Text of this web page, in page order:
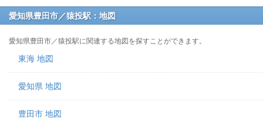
愛知県豊田市／猿投駅：地図
愛知県豊田市／猿投駅に関連する地図を探すことができます。
東海 地図
愛知県 地図
豊田市 地図